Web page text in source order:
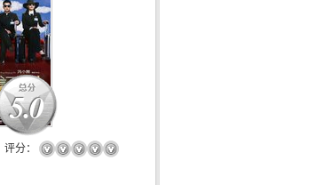
5.0
评分：
☆ ☆